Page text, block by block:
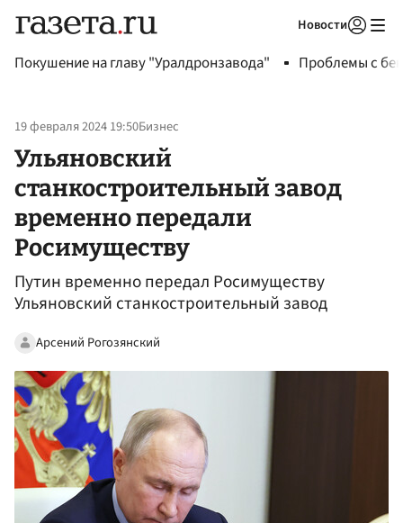
Новости
Покушение на главу "Уралдронзавода" Проблемы с
19 февраля 2024 19:50Бизнес
Ульяновский
станкостроительный завод
временно передали
Росимуществу
Путин временно передал Росимуществу
Ульяновский станкостроительный завод
Арсений Рогозянский